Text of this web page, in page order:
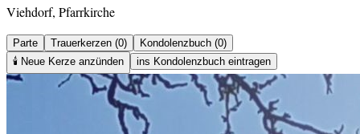
Viehdorf, Pfarrkirche
Parte Trauerkerzen (0)
Kondolenzbuch (0)
🕯️ Neue Kerze anzünden ins Kondolenzbuch eintragen